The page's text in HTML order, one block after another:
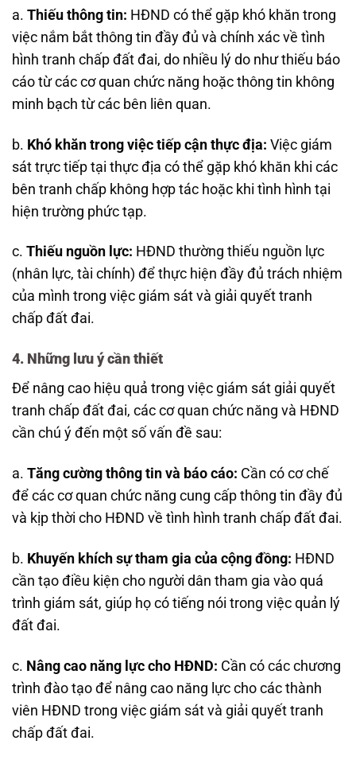
a. Thiếu thông tin: HĐND có thể gặp khó khăn trong
việc nắm bắt thông tin đầy đủ và chính xác về tình
hình tranh chấp đất đai, do nhiều lý do như thiếu báo
cáo từ các cơ quan chức năng hoặc thông tin không
minh bạch từ các bên liên quan.
b. Khó khăn trong việc tiếp cận thực địa: Việc giám
sát trực tiếp tại thực địa có thể gặp khó khăn khi các
bên tranh chấp không hợp tác hoặc khi tình hình tại
hiện trường phức tạp.
c. Thiếu nguồn lực: HĐND thường thiếu nguồn lực
(nhân lực, tài chính) để thực hiện đầy đủ trách nhiệm
của mình trong việc giám sát và giải quyết tranh
chấp đất đai.
4. Những lưu ý cần thiết
Để nâng cao hiệu quả trong việc giám sát giải quyết
tranh chấp đất đai, các cơ quan chức năng và HĐND
cần chú ý đến một số vấn đề sau:
a. Tăng cường thông tin và báo cáo: Cần có cơ chế
để các cơ quan chức năng cung cấp thông tin đầy đủ
và kịp thời cho HĐND về tình hình tranh chấp đất đai.
b. Khuyến khích sự tham gia của cộng đồng: HĐND
cần tạo điều kiện cho người dân tham gia vào quá
trình giám sát, giúp họ có tiếng nói trong việc quản lý
đất đai.
c. Nâng cao năng lực cho HĐND: Cần có các chương
trình đào tạo để nâng cao năng lực cho các thành
viên HĐND trong việc giám sát và giải quyết tranh
chấp đất đai.